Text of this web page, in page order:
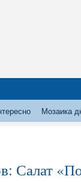
Мозаика
Салат